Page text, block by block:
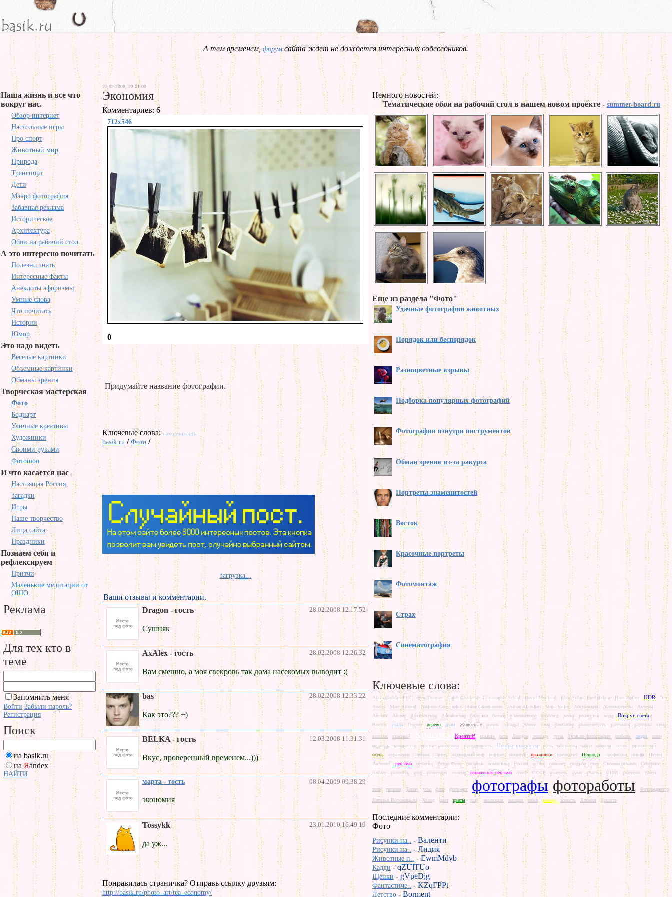
А тем временем, форум сайта ждет не дождется интересных собеседников.
Наша жизнь и все что
вокруг нас.
Обзор интернет
Настольные игры
Про спорт
Животный мир
Природа
Транспорт
Дети
Макро фотография
Забавная реклама
Историческое
Архитектура
Обои на рабочий стол
А это интересно почитать
Полезно знать
Интересные факты
Анекдоты афоризмы
Умные слова
Что почитать
Истории
Юмор
Это надо видеть
Веселые картинки
Объемные картинки
Обманы зрения
Творческая мастерская
Фото
Бодиарт
Уличные креативы
Художники
Своими руками
Фотошоп
И что касается нас
Настоящая Россия
Загадки
Игры
Наше творчество
Лица сайта
Праздники
Познаем себя и
рефлексируем
Притчи
Маленькие медитации от
ОШО
Реклама
Для тех кто в
теме
Запомнить меня
Войти Забыли пароль?
Регистрация
Поиск
на basik.ru
на Яandex
НАЙТИ
27.02.2008, 22.01.00
Экономия
Комментариев: 6
712x546
0
Придумайте название фотографии.
Ключевые слова: находчивость
basik.ru / Фото /
Загрузка...
Ваши отзывы и комментарии.
Dragon - гость
28.02.2008 12.17.52
Сушняк
AxAlex - гость 28.02.2008 12.26.32
Вам смешно, а моя свекровь так дома насекомых выводит :(
bas 28.02.2008 12.33.22
Как это??? +)
BELKA - гость 12.03.2008 11.31.31
Вкус, проверенный временем...)))
марта - гость 08.04.2009 09.38.29
экономия
Tossykk 23.01.2010 16.49.19
да уж...
Понравилась страничка? Отправь ссылку друзьям:
http://basik.ru/photo_art/tea_economy/
Немного новостей:
Тематические обои на рабочий стол в нашем новом проекте - summer-board.ru
Еще из раздела "Фото"
Удачные фотографии животных
Порядок или беспорядок
Разноцветные взрывы
Подборка популярных фотографий
Фотографии изнутри инструментов
Обман зрения из-за ракурса
Портреты знаменитостей
Восток
Красочные портреты
Фотомонтаж
Страх
Синематография
Ключевые слова:
Alaya Gadeh BBC Ben Thomas Caleb Charland Christopher Schlaf David Maitland Ebru Sidar Fred Relaix Hans Pollne HDR
Jim
Fiscus
Marc Riboud National Geographic Rune Guneriussen Usman Ali Khan Vural Yalim Абстракция Автопортреты
Актеры
Англия
Аниме Архитектура Афганистан бабушка белый в миниатюре верблюд весна веснушки вода Вокруг света
Восток глаза Грузия дерево дым Животные жизнь загадка Земля зима Зимбабве Знаменитость картинки картины кино
коллаж красный Красота КреатиВ крыша лето Лондон лошадь луна Лучшие фотографии любовь люди
мама
медведь
множество мосты насекомое находчивость Необычные фото ночь обезьяны обои образы огонь
оранжевый
осень
отражение Пейзаж Питер подводный мир портрет поцелуй праздники президент Природа Профессии птицы
Путин
Растения
реклама религия Ретро Фото рисунки романтика Россия рыбы самолет свадьба свет Своими руками
Северное
сияние
скорость снег созвездия солнце социальная реклама спорт СССР старость сумо счастье США сюрприз танец
тени тишина Токио усы флаг фото-арт фотографы фотоработы
Фоторедактор
Наталья Вороницына
Холод цвет цветы шар эволюция эмоции юбки юмор юность Япония яркость
Последние комментарии:
Фото
Рисунки на.. - Валенти
Рисунки на.. - Лидия
Животные п.. -EwmMdyb
Кадди - qZUlTUo
Щенки - gVpeDjg
Фантастиче.. - KZqFPPt
Детство -Borment